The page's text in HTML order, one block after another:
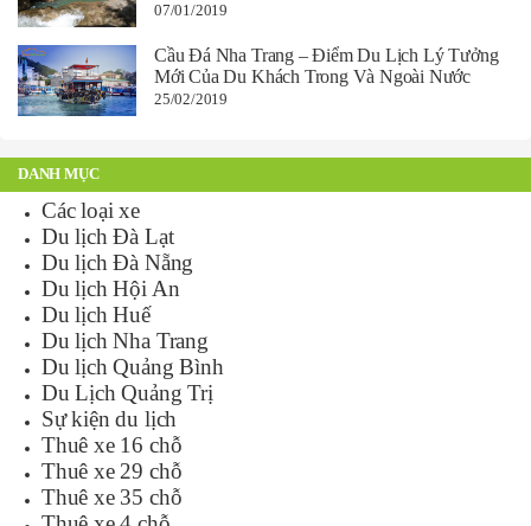
07/01/2019
Cầu Đá Nha Trang – Điểm Du Lịch Lý Tưởng
Mới Của Du Khách Trong Và Ngoài Nước
25/02/2019
DANH MỤC
Các loại xe
Du lịch Đà Lạt
Du lịch Đà Nẵng
Du lịch Hội An
Du lịch Huế
Du lịch Nha Trang
Du lịch Quảng Bình
Du Lịch Quảng Trị
Sự kiện du lịch
Thuê xe 16 chỗ
Thuê xe 29 chỗ
Thuê xe 35 chỗ